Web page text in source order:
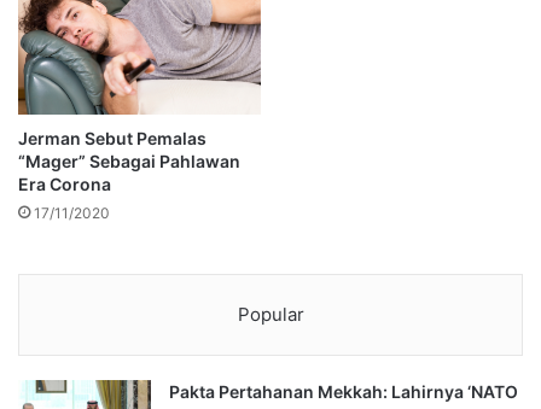
Jerman Sebut Pemalas
“Mager” Sebagai Pahlawan
Era Corona
17/11/2020
Popular
Pakta Pertahanan Mekkah: Lahirnya ‘NATO